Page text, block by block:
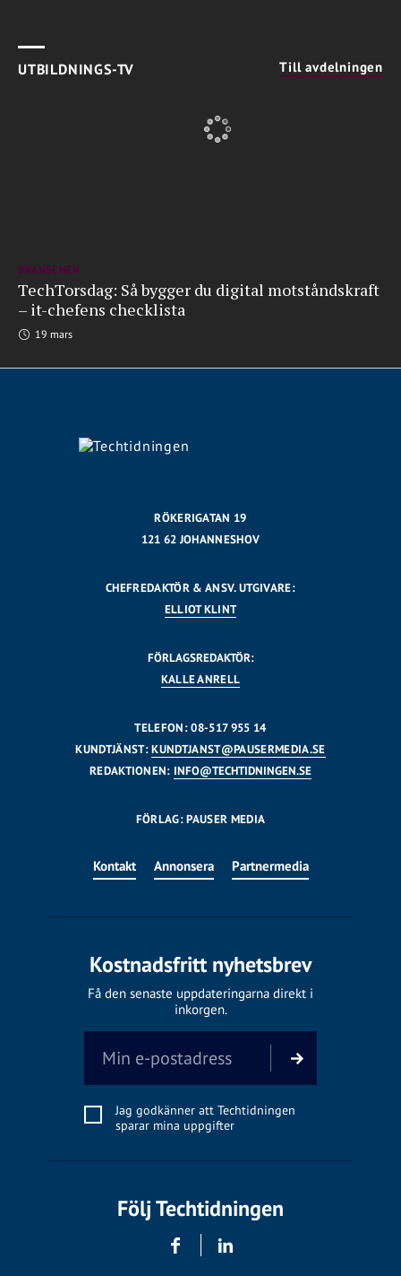
UTBILDNINGS-TV Till avdelningen
BRANSCHEN
TechTorsdag: Så bygger du digital motståndskraft
– it-chefens checklista
19 mars
RÖKERIGATAN 19
121 62 JOHANNESHOV
CHEFREDAKTÖR & ANSV. UTGIVARE:
ELLIOT KLINT
FÖRLAGSREDAKTÖR:
KALLE ANRELL
TELEFON: 08-517 955 14
KUNDTJÄNST:KUNDTJANST@PAUSERMEDIA.SE
REDAKTIONEN: INFO@TECHTIDNINGEN.SE
FÖRLAG: PAUSER MEDIA
Kontakt Annonsera Partnermedia
Kostnadsfritt nyhetsbrev
Få den senaste uppdateringarna direkt i
inkorgen.
Jag godkänner att Techtidningen
sparar mina uppgifter
Följ Techtidningen